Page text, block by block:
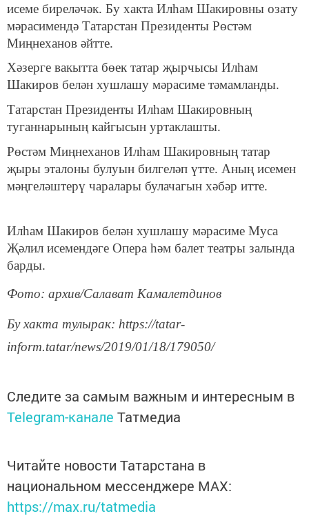
исеме биреләчәк. Бу хакта Илһам Шакировны озату
мәрасимендә Татарстан Президенты Рөстәм
Миңнеханов әйтте.
Хәзерге вакытта бөек татар җырчысы Илһам
Шакиров белән хушлашу мәрасиме тәмамланды.
Татарстан Президенты Илһам Шакировның
туганнарының кайгысын уртаклашты.
Рөстәм Миңнеханов Илһам Шакировның татар
җыры эталоны булуын билгеләп үтте. Аның исемен
мәңгеләштерү чаралары булачагын хәбәр итте.
Илһам Шакиров белән хушлашу мәрасиме Муса
Җәлил исемендәге Опера һәм балет театры залында
барды.
Фото: архив/Салават Камалетдинов
Бу хакта тулырак: https://tatar-
inform.tatar/news/2019/01/18/179050/
Следите за самым важным и интересным в
Telegram-канале Татмедиа
Читайте новости Татарстана в
национальном мессенджере MАХ:
https://max.ru/tatmedia